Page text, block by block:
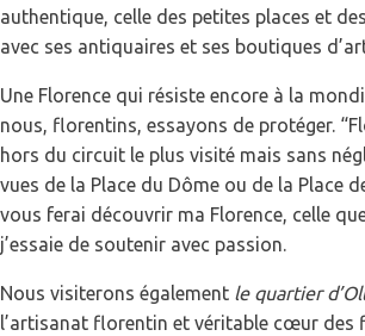
authentique, celle des petites places et
avec ses antiquaires et ses boutiques
Une Florence qui résiste encore à la
nous, florentins, essayons de protéger.
hors du circuit le plus visité mais sans
vues de la Place du Dôme ou de la Place
vous ferai découvrir ma Florence, celle
j’essaie de soutenir avec passion.
Nous visiterons également le quartier
l’artisanat florentin et véritable cœur des